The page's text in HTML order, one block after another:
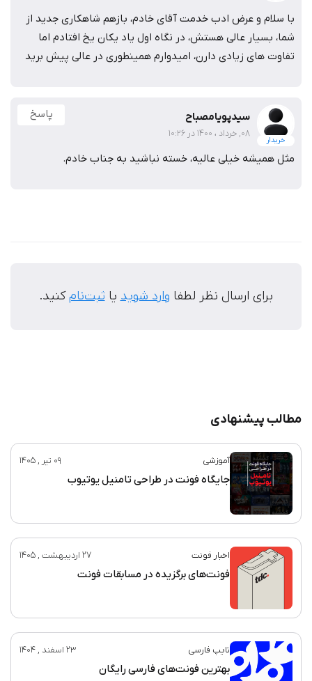
با سلام و عرض ادب خدمت آقای خادم، بازهم شاهکاری جدید از
شما، بسیار عالی هستش، در نگاه اول یاد یکان یخ افتادم اما
تفاوت های زیادی دارن، امیدوارم همینطوری در عالی پیش برید
خریدار
سیدپویامصباح
08, خرداد ، 1400 در 10:26
پاسخ
مثل همیشه خیلی عالیه، خسته نباشید به جناب خادم.
برای ارسال نظر لطفا وارد شوید یا ثبت‌نامکنید.
مطالب پیشنهادی
آموزشی 09 تیر , 1405
جایگاه فونت در طراحی تامنیل یوتیوب
اخبار فونت 27 اردیبهشت , 1405
فونت‌های برگزیده در مسابقات فونت
تایپ فارسی 23 اسفند , 1404
بهترین فونت‌های فارسی رایگان